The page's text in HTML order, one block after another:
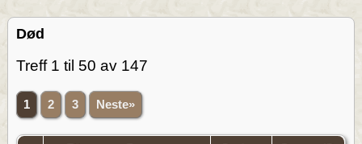
Død
Treff 1 til 50 av 147
1 2 3 Neste»